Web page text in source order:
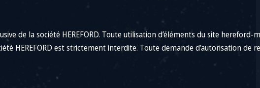
de la société HEREFORD. Toute utilisation d’éléments du site hereford-
HEREFORD est strictement interdite. Toute demande d’autorisation de